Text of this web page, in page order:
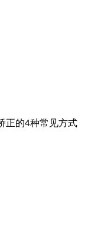
正的4种常见方式